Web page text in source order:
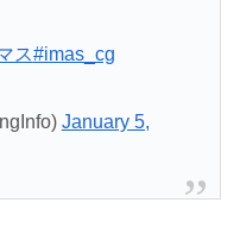
ス#imas_cg
January 5,